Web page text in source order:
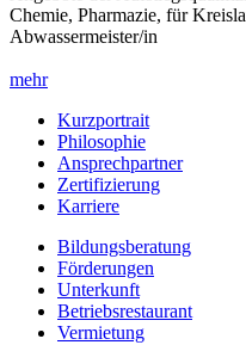
Chemie, Pharmazie, für
Abwassermeister/in
mehr
Kurzportrait
Philosophie
Ansprechpartner
Zertifizierung
Karriere
Bildungsberatung
Förderungen
Unterkunft
Betriebsrestaurant
Vermietung